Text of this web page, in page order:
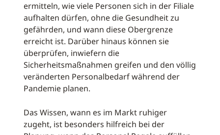
ermitteln, wie viele Personen sich in der Filiale
aufhalten dürfen, ohne die Gesundheit zu
gefährden, und wann diese Obergrenze
erreicht ist. Darüber hinaus können sie
überprüfen, inwiefern die
Sicherheitsmaßnahmen greifen und den völlig
veränderten Personalbedarf während der
Pandemie planen.
Das Wissen, wann es im Markt ruhiger
zugeht, ist besonders hilfreich bei der